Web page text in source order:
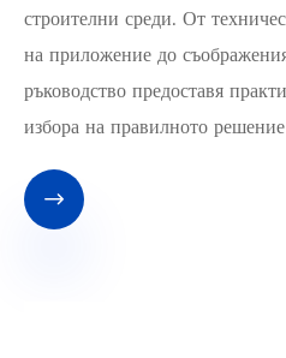
строителни среди. От
на приложение до
ръководство предоставя
избора на правилното
